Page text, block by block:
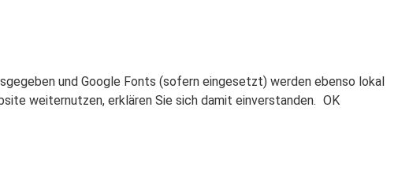
und Google Fonts (sofern eingesetzt) werden ebenso lokal
weiternutzen, erklären Sie sich damit einverstanden. OK